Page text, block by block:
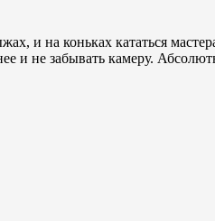
и на коньках кататься
и не забывать камеру.